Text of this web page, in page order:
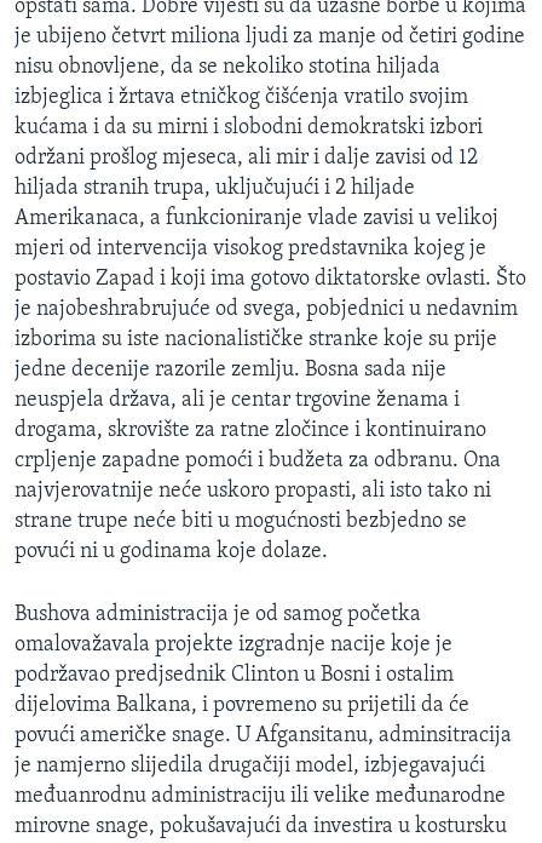
Jezici
opstati sama. Dobre vijesti su da užasne borbe u kojima
je ubijeno četvrt miliona ljudi za manje od četiri godine
nisu obnovljene, da se nekoliko stotina hiljada
izbjeglica i žrtava etničkog čišćenja vratilo svojim
kućama i da su mirni i slobodni demokratski izbori
održani prošlog mjeseca, ali mir i dalje zavisi od 12
hiljada stranih trupa, uključujući i 2 hiljade
Amerikanaca, a funkcioniranje vlade zavisi u velikoj
mjeri od intervencija visokog predstavnika kojeg je
postavio Zapad i koji ima gotovo diktatorske ovlasti. Što
je najobeshrabrujuće od svega, pobjednici u nedavnim
izborima su iste nacionalističke stranke koje su prije
jedne decenije razorile zemlju. Bosna sada nije
neuspjela država, ali je centar trgovine ženama i
drogama, skrovište za ratne zločince i kontinuirano
crpljenje zapadne pomoći i budžeta za odbranu. Ona
najvjerovatnije neće uskoro propasti, ali isto tako ni
strane trupe neće biti u mogućnosti bezbjedno se
povući ni u godinama koje dolaze.
Bushova administracija je od samog početka
omalovažavala projekte izgradnje nacije koje je
podržavao predjsednik Clinton u Bosni i ostalim
dijelovima Balkana, i povremeno su prijetili da će
povući američke snage. U Afgansitanu, adminsitracija
je namjerno slijedila drugačiji model, izbjegavajući
međuanrodnu administraciju ili velike međunarodne
mirovne snage, pokušavajući da investira u kostursku